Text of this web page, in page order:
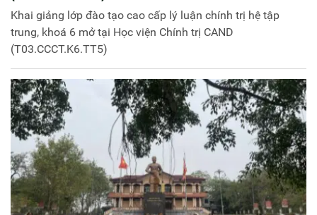
Còn lại: 1000 ký tự
Các tin khác